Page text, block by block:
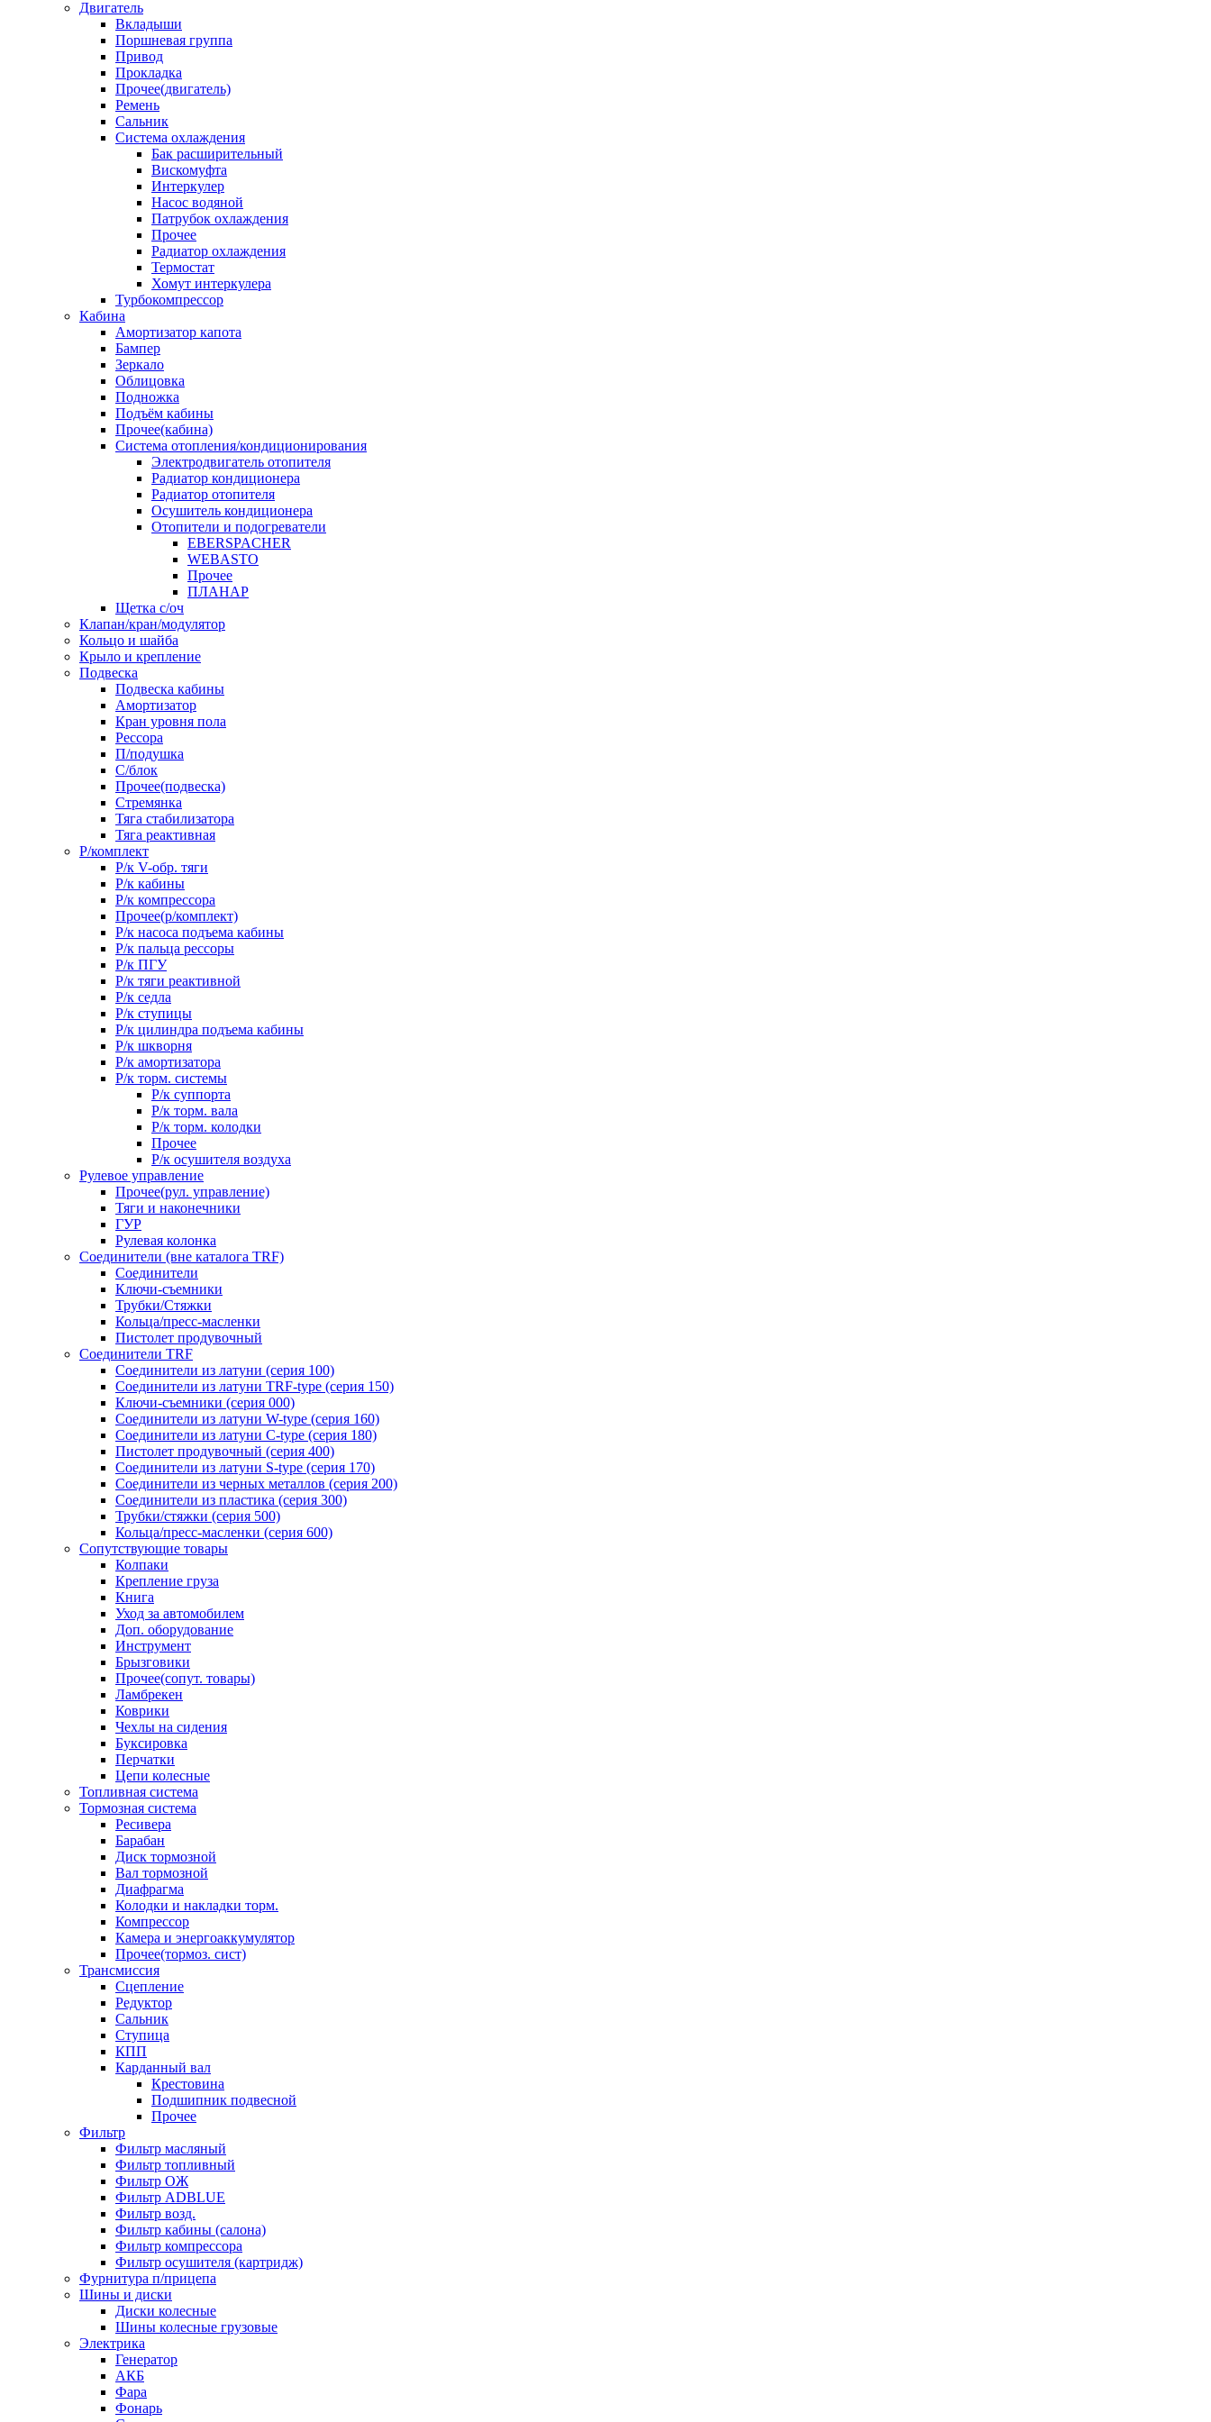
Двигатель
Вкладыши
Поршневая группа
Привод
Прокладка
Прочее(двигатель)
Ремень
Сальник
Система охлаждения
Бак расширительный
Вискомуфта
Интеркулер
Насос водяной
Патрубок охлаждения
Прочее
Радиатор охлаждения
Термостат
Хомут интеркулера
Турбокомпрессор
Кабина
Амортизатор капота
Бампер
Зеркало
Облицовка
Подножка
Подъём кабины
Прочее(кабина)
Система отопления/кондиционирования
Электродвигатель отопителя
Радиатор кондиционера
Радиатор отопителя
Осушитель кондиционера
Отопители и подогреватели
EBERSPACHER
WEBASTO
Прочее
ПЛАНАР
Щетка с/оч
Клапан/кран/модулятор
Кольцо и шайба
Крыло и крепление
Подвеска
Подвеска кабины
Амортизатор
Кран уровня пола
Рессора
П/подушка
С/блок
Прочее(подвеска)
Стремянка
Тяга стабилизатора
Тяга реактивная
Р/комплект
Р/к V-обр. тяги
Р/к кабины
Р/к компрессора
Прочее(р/комплект)
Р/к насоса подъема кабины
Р/к пальца рессоры
Р/к ПГУ
Р/к тяги реактивной
Р/к седла
Р/к ступицы
Р/к цилиндра подъема кабины
Р/к шкворня
Р/к амортизатора
Р/к торм. системы
Р/к суппорта
Р/к торм. вала
Р/к торм. колодки
Прочее
Р/к осушителя воздуха
Рулевое управление
Прочее(рул. управление)
Тяги и наконечники
ГУР
Рулевая колонка
Соединители (вне каталога TRF)
Соединители
Ключи-cъемники
Трубки/Стяжки
Кольца/пресс-масленки
Пистолет продувочный
Соединители TRF
Соединители из латуни (серия 100)
Соединители из латуни TRF-type (серия 150)
Ключи-съемники (серия 000)
Соединители из латуни W-type (серия 160)
Соединители из латуни С-type (серия 180)
Пистолет продувочный (серия 400)
Соединители из латуни S-type (серия 170)
Соединители из черных металлов (серия 200)
Соединители из пластика (серия 300)
Трубки/стяжки (серия 500)
Кольца/пресс-масленки (серия 600)
Сопутствующие товары
Колпаки
Крепление груза
Книга
Уход за автомобилем
Доп. оборудование
Инструмент
Брызговики
Прочее(сопут. товары)
Ламбрекен
Коврики
Чехлы на сидения
Буксировка
Перчатки
Цепи колесные
Топливная система
Тормозная система
Ресивера
Барабан
Диск тормозной
Вал тормозной
Диафрагма
Колодки и накладки торм.
Компрессор
Камера и энергоаккумулятор
Прочее(тормоз. сист)
Трансмиссия
Сцепление
Редуктор
Сальник
Ступица
КПП
Карданный вал
Крестовина
Подшипник подвесной
Прочее
Фильтр
Фильтр масляный
Фильтр топливный
Фильтр ОЖ
Фильтр ADBLUE
Фильтр возд.
Фильтр кабины (салона)
Фильтр компрессора
Фильтр осушителя (картридж)
Фурнитура п/прицепа
Шины и диски
Диски колесные
Шины колесные грузовые
Электрика
Генератор
АКБ
Фара
Фонарь